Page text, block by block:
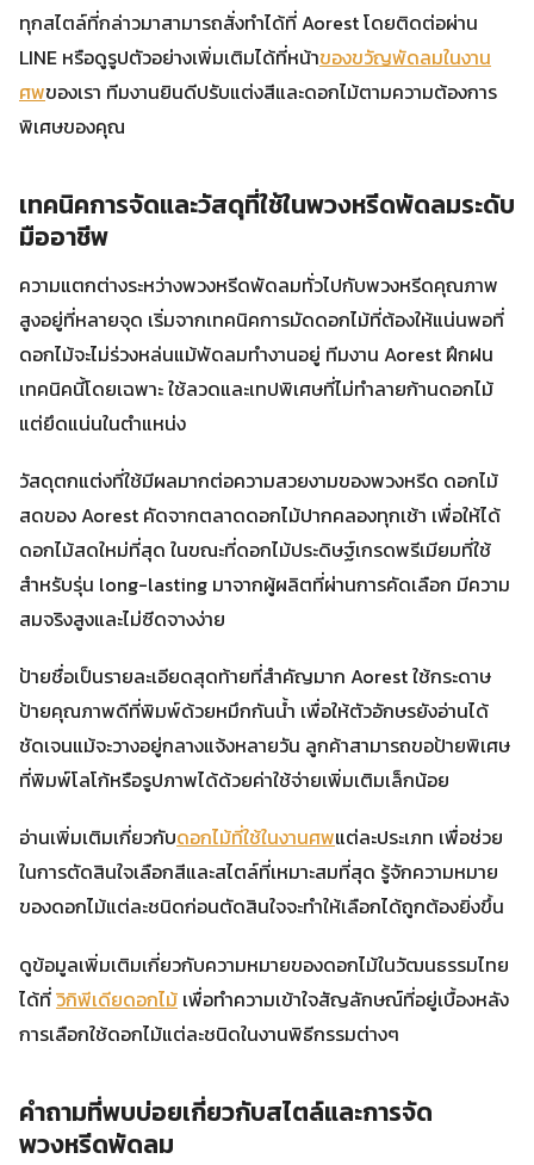
ทุกสไตล์ที่กล่าวมาสามารถสั่งทำได้ที่ Aorest โดยติดต่อผ่าน
LINE หรือดูรูปตัวอย่างเพิ่มเติมได้ที่หน้าของขวัญพัดลมในงาน
ศพของเรา ทีมงานยินดีปรับแต่งสีและดอกไม้ตามความต้องการ
พิเศษของคุณ
เทคนิคการจัดและวัสดุที่ใช้ในพวงหรีดพัดลมระดับ
มืออาชีพ
ความแตกต่างระหว่างพวงหรีดพัดลมทั่วไปกับพวงหรีดคุณภาพ
สูงอยู่ที่หลายจุด เริ่มจากเทคนิคการมัดดอกไม้ที่ต้องให้แน่นพอที่
ดอกไม้จะไม่ร่วงหล่นแม้พัดลมทำงานอยู่ ทีมงาน Aorest ฝึกฝน
เทคนิคนี้โดยเฉพาะ ใช้ลวดและเทปพิเศษที่ไม่ทำลายก้านดอกไม้
แต่ยึดแน่นในตำแหน่ง
วัสดุตกแต่งที่ใช้มีผลมากต่อความสวยงามของพวงหรีด ดอกไม้
สดของ Aorest คัดจากตลาดดอกไม้ปากคลองทุกเช้า เพื่อให้ได้
ดอกไม้สดใหม่ที่สุด ในขณะที่ดอกไม้ประดิษฐ์เกรดพรีเมียมที่ใช้
สำหรับรุ่น long-lasting มาจากผู้ผลิตที่ผ่านการคัดเลือก มีความ
สมจริงสูงและไม่ซีดจางง่าย
ป้ายชื่อเป็นรายละเอียดสุดท้ายที่สำคัญมาก Aorest ใช้กระดาษ
ป้ายคุณภาพดีที่พิมพ์ด้วยหมึกกันน้ำ เพื่อให้ตัวอักษรยังอ่านได้
ชัดเจนแม้จะวางอยู่กลางแจ้งหลายวัน ลูกค้าสามารถขอป้ายพิเศษ
ที่พิมพ์โลโก้หรือรูปภาพได้ด้วยค่าใช้จ่ายเพิ่มเติมเล็กน้อย
อ่านเพิ่มเติมเกี่ยวกับดอกไม้ที่ใช้ในงานศพแต่ละประเภท เพื่อช่วย
ในการตัดสินใจเลือกสีและสไตล์ที่เหมาะสมที่สุด รู้จักความหมาย
ของดอกไม้แต่ละชนิดก่อนตัดสินใจจะทำให้เลือกได้ถูกต้องยิ่งขึ้น
ดูข้อมูลเพิ่มเติมเกี่ยวกับความหมายของดอกไม้ในวัฒนธรรมไทย
ได้ที่วิกิพีเดียดอกไม้ เพื่อทำความเข้าใจสัญลักษณ์ที่อยู่เบื้องหลัง
การเลือกใช้ดอกไม้แต่ละชนิดในงานพิธีกรรมต่างๆ
คำถามที่พบบ่อยเกี่ยวกับสไตล์และการจัด
พวงหรีดพัดลม